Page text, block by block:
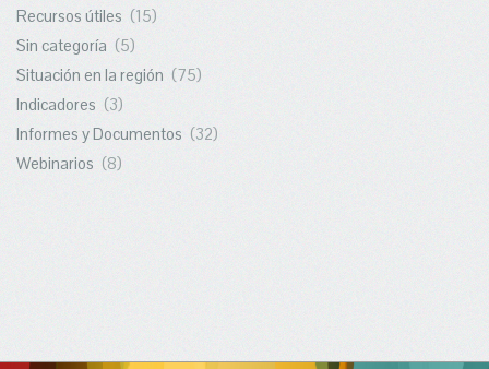
Recursos útiles (15)
Sin categoría (5)
Situación en la región (75)
Indicadores (3)
Informes y Documentos (32)
Webinarios (8)